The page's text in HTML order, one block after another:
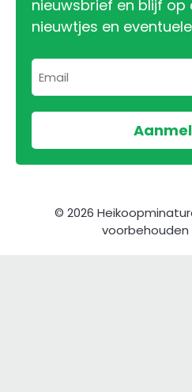
nieuwsbrief en blijf
nieuwtjes en
© 2026
voorbehouden